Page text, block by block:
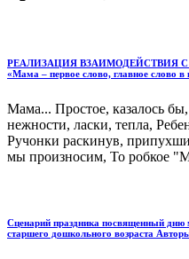
РЕАЛИЗАЦИЯ ВЗАИМОДЕЙСТВИЯ С
«Мама – первое слово, главное слово
Мама... Простое, казалось
нежности, ласки, тепла,
Ручонки раскинув,
мы произносим, То робкое
Сценарий праздника посвященный дню
старшего дошкольного возраста